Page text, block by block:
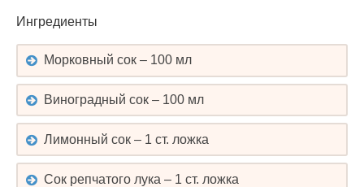
Ингредиенты
Морковный сок – 100 мл
Виноградный сок – 100 мл
Лимонный сок – 1 ст. ложка
Сок репчатого лука – 1 ст. ложка